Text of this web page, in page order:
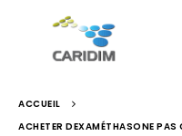
ACCUEIL
ACHETER DEXAMÉTHASONE PAS